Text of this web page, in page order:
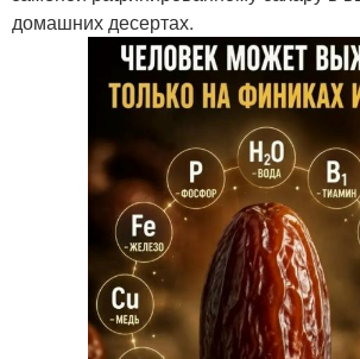
домашних десертах.